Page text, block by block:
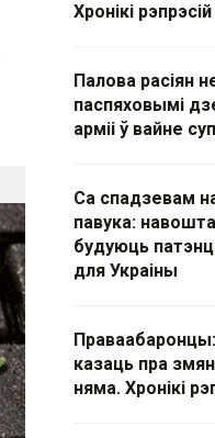
Хронікі
Палова расіян
паспяховымі
арміі ў вайне
Са спадзевам
павука:
будуюць
для Украіны
казаць пра
няма. Хронікі